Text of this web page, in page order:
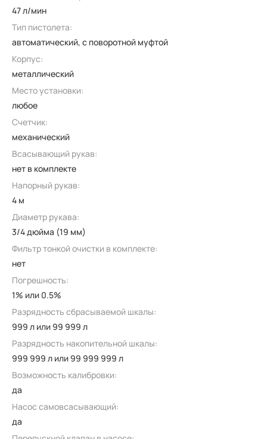
47 л/мин
Тип пистолета:
автоматический, с поворотной муфтой
Корпус:
металлический
Место установки:
любое
Счетчик:
механический
Всасывающий рукав:
нет в комплекте
Напорный рукав:
4 м
Диаметр рукава:
3/4 дюйма (19 мм)
Фильтр тонкой очистки в комплекте:
нет
Погрешность:
1% или 0.5%
Разрядность сбрасываемой шкалы:
999 л или 99 999 л
Разрядность накопительной шкалы:
999 999 л или 99 999 999 л
Возможность калибровки:
да
Насос самовсасывающий:
да